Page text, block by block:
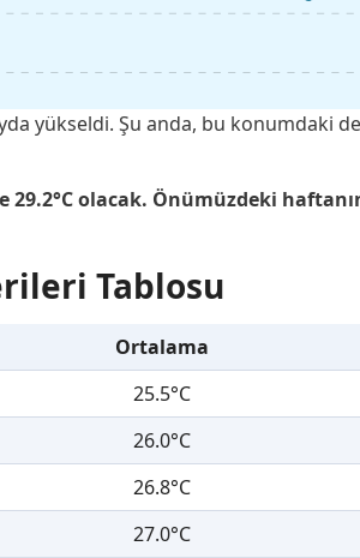
yükseldi. Şu anda, bu konumdaki
29.2°C olacak. Önümüzdeki
Tablosu
Ortalama
25.5°C
26.0°C
26.8°C
27.0°C